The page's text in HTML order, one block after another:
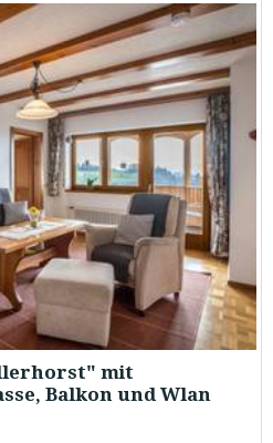
mit
Balkon und Wlan